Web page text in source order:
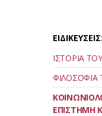
ΕΙΔΙΚΕΥΣΕΙΣ:
ΙΣΤΟΡΙΑ
ΦΙΛΟΣΟΦΙΑ
ΕΠΙΣΤΗΜΗ